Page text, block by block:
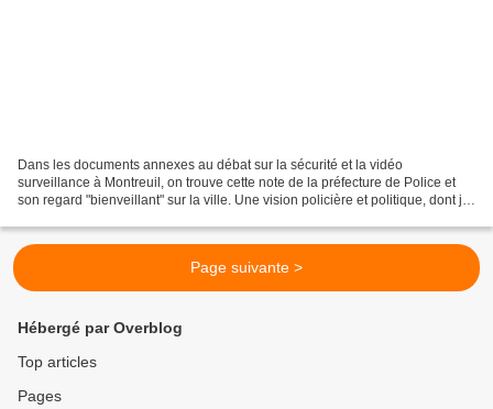
Dans les documents annexes au débat sur la sécurité et la vidéo
surveillance à Montreuil, on trouve cette note de la préfecture de Police et
son regard "bienveillant" sur la ville. Une vision policière et politique, dont je
Page suivante >
Hébergé par Overblog
Top articles
Pages